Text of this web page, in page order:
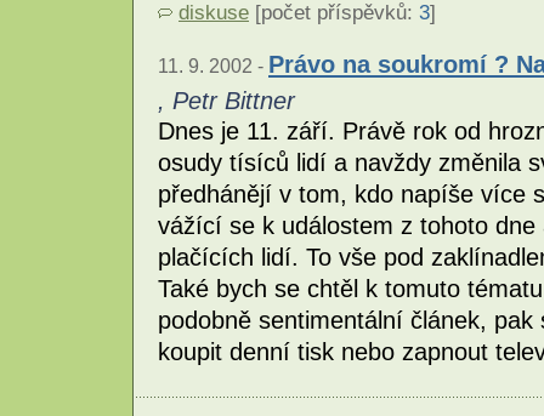
diskuse [počet příspěvků: 3]
11. 9. 2002 - Právo na soukromí ?
, Petr Bittner
Dnes je 11. září. Právě rok od
osudy tísíců lidí a navždy změnila
předhánějí v tom, kdo napíše více
vážící se k událostem z tohoto
plačících lidí. To vše pod
Také bych se chtěl k tomuto
podobně sentimentální článek,
koupit denní tisk nebo zapnout